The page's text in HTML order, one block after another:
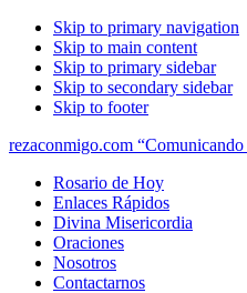
Skip to primary navigation
Skip to main content
Skip to primary sidebar
Skip to secondary sidebar
Skip to footer
rezaconmigo.com
Rosario de Hoy
Enlaces Rápidos
Divina Misericordia
Oraciones
Nosotros
Contactarnos